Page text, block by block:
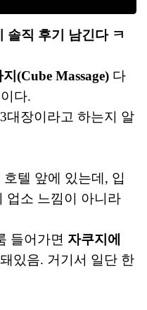
솔직 후기 남긴다 ㅋ
(Cube Massage) 다
다.
대장이라고 하는지 알
텔 앞에 있는데, 입
업소 느낌이 아니라
들어가면 자쿠지에
있음. 거기서 일단 한